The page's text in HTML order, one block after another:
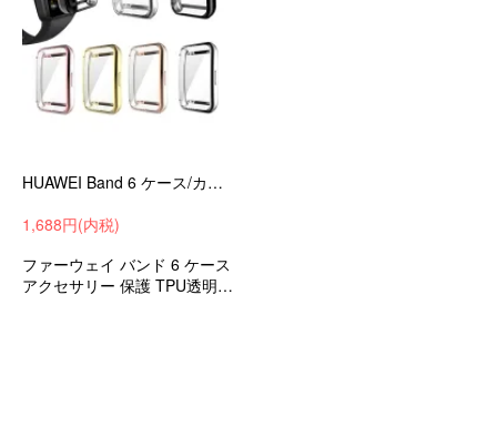
HUAWEI Band 6 ケース/カバー TPU メッキ 液晶保護 耐衝撃 レディース メンズ 保護カバー ファーウェイ バンド 6 保護ケース
1,688円(内税)
ファーウェイ バンド 6 ケース
アクセサリー 保護 TPU透明ソ